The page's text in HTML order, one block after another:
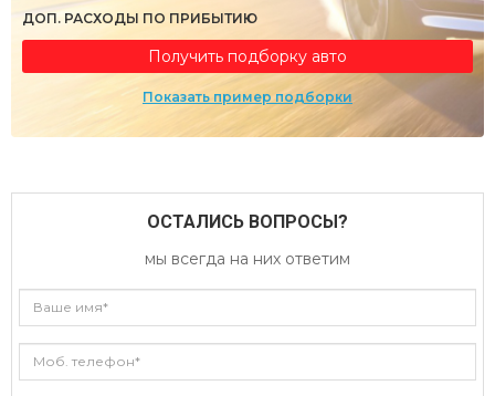
ДОП. РАСХОДЫ ПО ПРИБЫТИЮ
Получить подборку авто
Показать пример подборки
ОСТАЛИСЬ ВОПРОСЫ?
мы всегда на них ответим